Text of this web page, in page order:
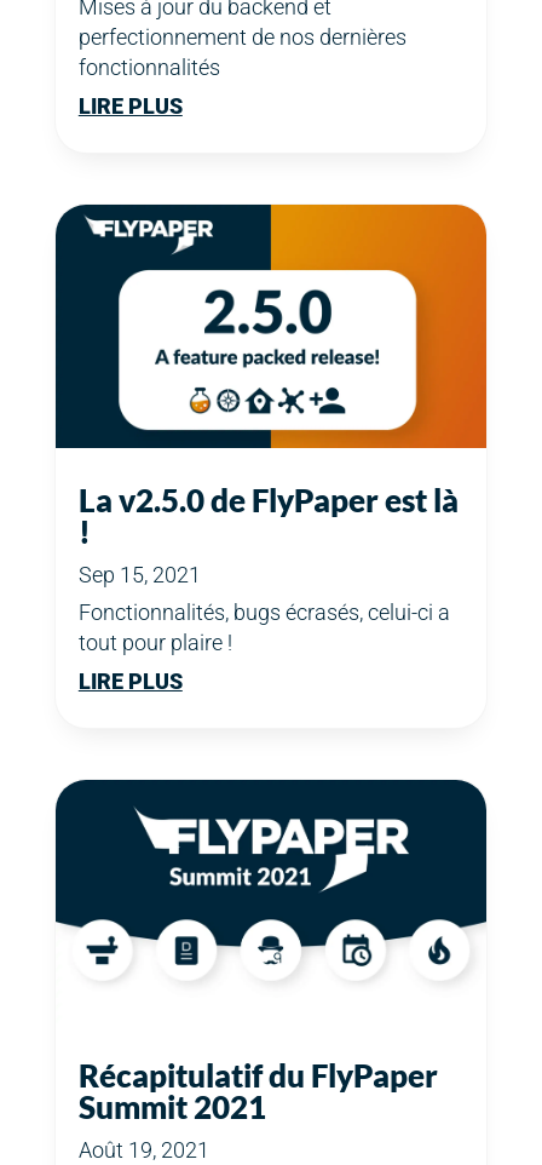
Mises à jour du backend et
perfectionnement de nos dernières
fonctionnalités
LIRE PLUS
La v2.5.0 de FlyPaper est là
!
Sep 15, 2021
Fonctionnalités, bugs écrasés, celui-ci a
tout pour plaire !
LIRE PLUS
Récapitulatif du FlyPaper
Summit 2021
Août 19, 2021